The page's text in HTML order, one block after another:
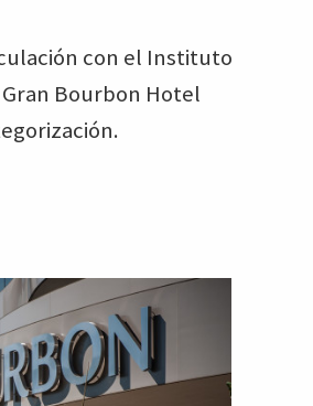
con el Instituto
Bourbon Hotel